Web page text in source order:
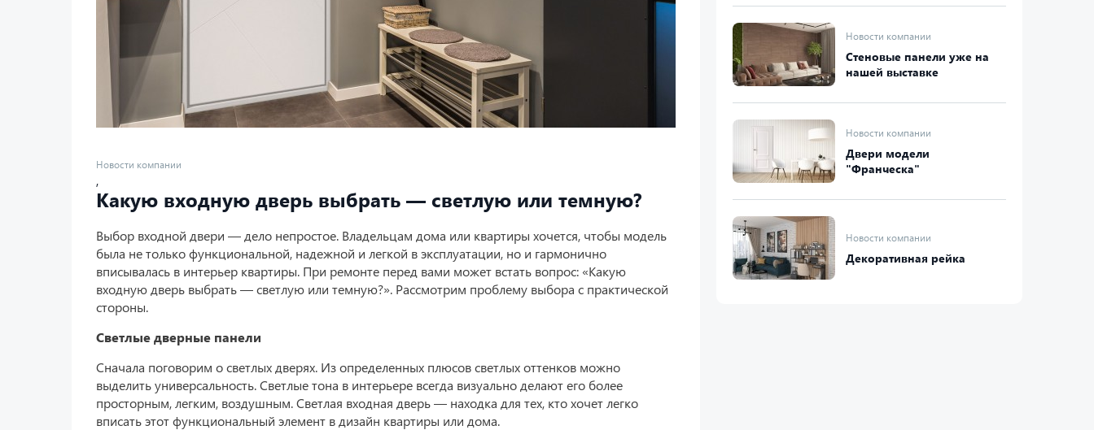
Новости компании
,
Какую входную дверь выбрать — светлую или темную?
Выбор входной двери — дело непростое. Владельцам дома или квартиры хочется, чтобы модель
была не только функциональной, надежной и легкой в эксплуатации, но и гармонично
вписывалась в интерьер квартиры. При ремонте перед вами может встать вопрос: «Какую
входную дверь выбрать — светлую или темную?». Рассмотрим проблему выбора с практической
стороны.
Светлые дверные панели
Сначала поговорим о светлых дверях. Из определенных плюсов светлых оттенков можно
выделить универсальность. Светлые тона в интерьере всегда визуально делают его более
просторным, легким, воздушным. Светлая входная дверь — находка для тех, кто хочет легко
вписать этот функциональный элемент в дизайн квартиры или дома.
Новости компании
Стеновые панели уже на
нашей выставке
Новости компании
Двери модели
"Франческа"
Новости компании
Декоративная рейка